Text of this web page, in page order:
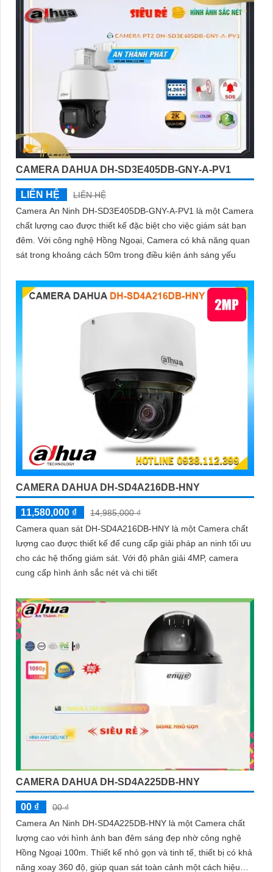
CAMERA DAHUA DH-SD3E405DB-GNY-A-PV1
LIÊN HỆ
LIÊN HỆ
Camera An Ninh DH-SD3E405DB-GNY-A-PV1 là một Camera
chất lượng cao được thiết kế đặc biệt cho việc giám sát ban
đêm. Với công nghệ Hồng Ngoại, Camera có khả năng quan
sát trong khoảng cách 50m trong điều kiện ánh sáng yếu
CAMERA DAHUA DH-SD4A216DB-HNY
11,580,000 ₫
14,985,000 ₫
Camera quan sát DH-SD4A216DB-HNY là một Camera chất
lượng cao được thiết kế để cung cấp giải pháp an ninh tối ưu
cho các hệ thống giám sát. Với độ phân giải 4MP, camera
cung cấp hình ảnh sắc nét và chi tiết
CAMERA DAHUA DH-SD4A225DB-HNY
00 ₫
00 ₫
Camera An Ninh DH-SD4A225DB-HNY là một Camera chất
lượng cao với hình ảnh ban đêm sáng đẹp nhờ công nghệ
Hồng Ngoại 100m. Thiết kế nhỏ gọn và tinh tế, thiết bị có khả
năng xoay 360 độ, giúp quan sát toàn cảnh một cách hiệu